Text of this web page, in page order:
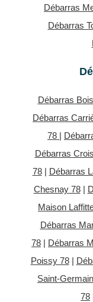
Débarras
Débarras
Débarras
Débarras
78 |
Débarras
78| Débarras
Chesnay 78|
Maison
Débarras
78 | Débarras
Poissy 78|
Saint-
78